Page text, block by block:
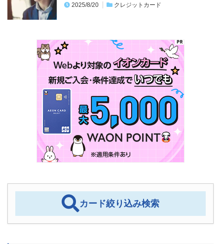
2025/8/20 クレジットカード
カード絞り込み検索